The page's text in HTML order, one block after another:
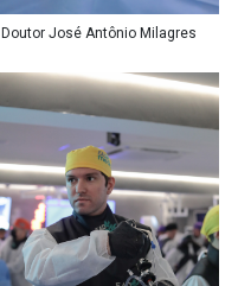
Doutor José Antônio Milagres